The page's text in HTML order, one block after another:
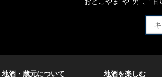
地酒・蔵元について 地酒を楽しむ